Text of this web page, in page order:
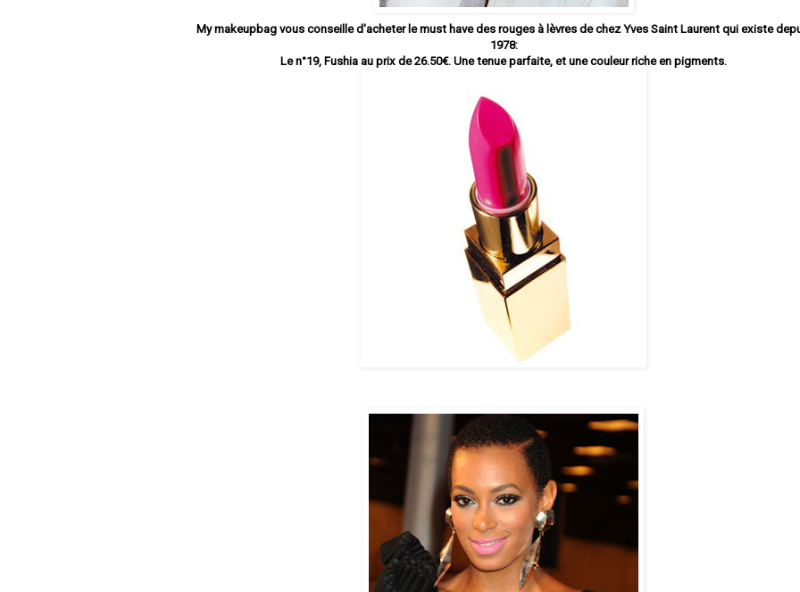
My makeupbag vous conseille d'acheter le must have des rouges à lèvres de chez Yves Saint Laurent qui existe
1978:
Le n°19, Fushia au prix de 26.50€. Une tenue parfaite, et une couleur riche en pigments.